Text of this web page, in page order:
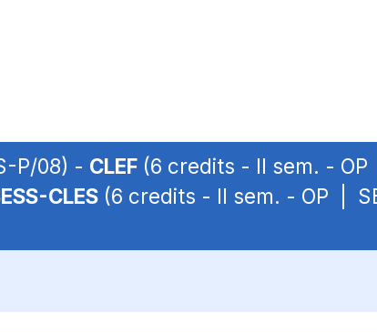
P/08) - CLEF (6 credits - II sem. -
CLES (6 credits - II sem. - OP |